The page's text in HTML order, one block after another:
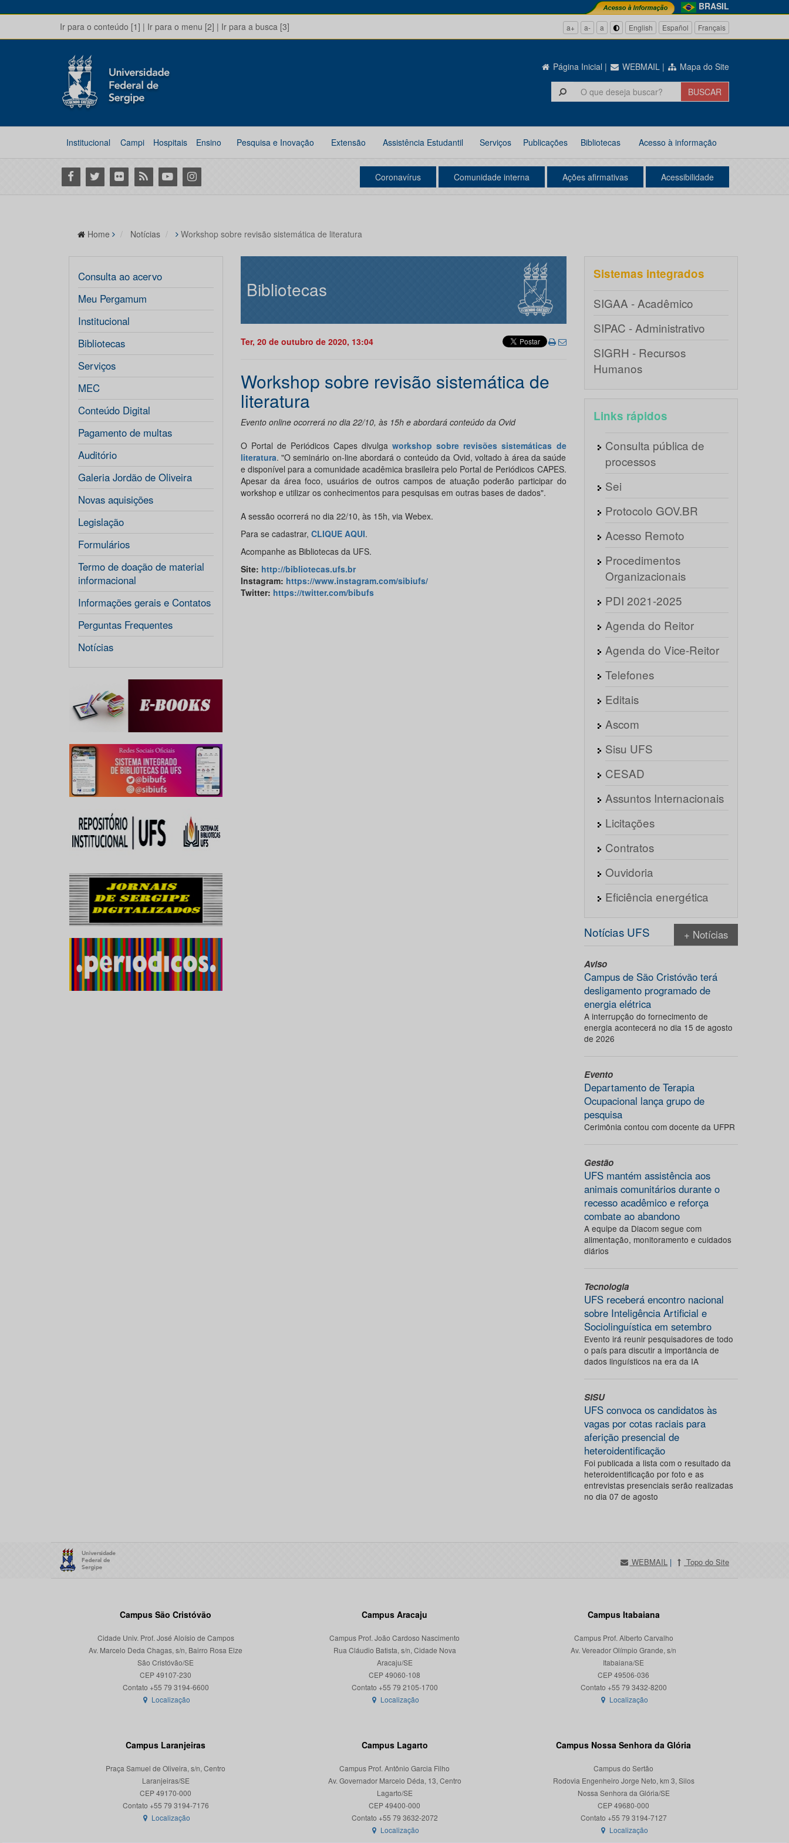
BRASIL
Ir para o conteúdo [1] | Ir para o menu [2] | Ir para a busca [3] a+ a- a English Español Français
Página Inicial | WEBMAIL | Mapa do Site
Institucional Campi Hospitais Ensino Pesquisa e Inovação Extensão Assistência Estudantil Serviços Publicações Bibliotecas Acesso à informação
Facebook
Twitter Flickr RSS YoutubeInstagram Coronavírus Comunidade interna Ações afirmativas Acessibilidade
Home Notícias Workshop sobre revisão sistemática de literatura
Consulta ao acervo
Meu Pergamum
Institucional
Bibliotecas
Serviços
MEC
Conteúdo Digital
Pagamento de multas
Auditório
Galeria Jordão de Oliveira
Novas aquisições
Legislação
Formulários
Termo de doação de material
informacional
Informações gerais e Contatos
Perguntas Frequentes
Notícias
Bibliotecas
Ter, 20 de outubro de 2020, 13:04
Workshop sobre revisão sistemática de
literatura
Evento online ocorrerá no dia 22/10, às 15h e abordará conteúdo da Ovid
O Portal de Periódicos Capes divulgaworkshop sobre revisões sistemáticas de
literatura. "O seminário on-line abordará o conteúdo da Ovid, voltado à área da saúde
e disponível para a comunidade acadêmica brasileira pelo Portal de Periódicos CAPES.
Apesar da área foco, usuários de outros campos de atuação poderão participar do
workshop e utilizar os conhecimentos para pesquisas em outras bases de dados".
A sessão ocorrerá no dia 22/10, às 15h, via Webex.
Para se cadastrar, CLIQUE AQUI.
Acompanhe as Bibliotecas da UFS.
Site: http://bibliotecas.ufs.br
Instagram: https://www.instagram.com/sibiufs/
Twitter: https://twitter.com/bibufs
Sistemas integrados
SIGAA - Acadêmico
SIPAC - Administrativo
SIGRH - Recursos
Humanos
Links rápidos
Consulta pública de
processos
Sei
Protocolo GOV.BR
Acesso Remoto
Procedimentos
Organizacionais
PDI 2021-2025
Agenda do Reitor
Agenda do Vice-Reitor
Telefones
Editais
Ascom
Sisu UFS
CESAD
Assuntos Internacionais
Licitações
Contratos
Ouvidoria
Eficiência energética
Notícias UFS + Notícias
Aviso
Campus de São Cristóvão terá
desligamento programado de
energia elétrica
A interrupção do fornecimento de
energia acontecerá no dia 15 de agosto
de 2026
Evento
Departamento de Terapia
Ocupacional lança grupo de
pesquisa
Cerimônia contou com docente da UFPR
Gestão
UFS mantém assistência aos
animais comunitários durante o
recesso acadêmico e reforça
combate ao abandono
A equipe da Diacom segue com
alimentação, monitoramento e cuidados
diários
Tecnologia
UFS receberá encontro nacional
sobre Inteligência Artificial e
Sociolinguística em setembro
Evento irá reunir pesquisadores de todo
o país para discutir a importância de
dados linguísticos na era da IA
SISU
UFS convoca os candidatos às
vagas por cotas raciais para
aferição presencial de
heteroidentificação
Foi publicada a lista com o resultado da
heteroidentificação por foto e as
entrevistas presenciais serão realizadas
no dia 07 de agosto
WEBMAIL | Topo do Site
Campus São Cristóvão
Cidade Univ. Prof. José Aloísio de Campos
Av. Marcelo Deda Chagas, s/n, Bairro Rosa Elze
São Cristóvão/SE
CEP 49107-230
Localização
Campus Aracaju
Campus Prof. João Cardoso Nascimento
Rua Cláudio Batista, s/n, Cidade Nova
Aracaju/SE
CEP 49060-108
Localização
Campus Itabaiana
Campus Prof. Alberto Carvalho
Av. Vereador Olímpio Grande, s/n
Itabaiana/SE
CEP 49506-036
Localização
Campus Laranjeiras
Praça Samuel de Oliveira, s/n, Centro
Laranjeiras/SE
CEP 49170-000
Localização
Campus Lagarto
Campus Prof. Antônio Garcia Filho
Av. Governador Marcelo Déda, 13, Centro
Lagarto/SE
CEP 49400-000
Localização
Campus Nossa Senhora da Glória
Campus do Sertão
Rodovia Engenheiro Jorge Neto, km 3, Silos
Nossa Senhora da Glória/SE
CEP 49680-000
Contato +55 79 3194-7127
Localização